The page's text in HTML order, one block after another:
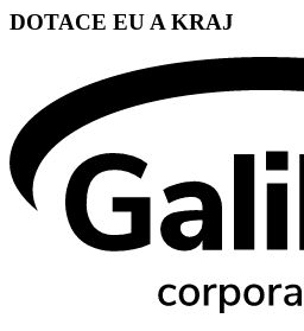
DOTACE EU A KRAJ